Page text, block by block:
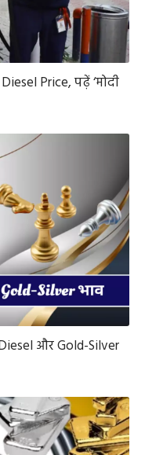
Price, पढ़ें ‘मोदी
और Gold-Silver